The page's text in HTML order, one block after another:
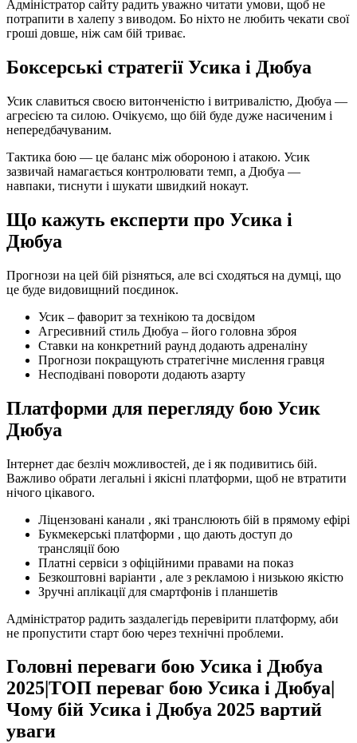
Адміністратор сайту радить уважно читати умови, щоб не
потрапити в халепу з виводом. Бо ніхто не любить чекати свої
гроші довше, ніж сам бій триває.
Боксерські стратегії Усика і Дюбуа
Усик славиться своєю витонченістю і витривалістю, Дюбуа —
агресією та силою. Очікуємо, що бій буде дуже насиченим і
непередбачуваним.
Тактика бою — це баланс між обороною і атакою. Усик
зазвичай намагається контролювати темп, а Дюбуа —
навпаки, тиснути і шукати швидкий нокаут.
Що кажуть експерти про Усика і
Дюбуа
Прогнози на цей бій різняться, але всі сходяться на думці, що
це буде видовищний поєдинок.
Усик – фаворит за технікою та досвідом
Агресивний стиль Дюбуа – його головна зброя
Ставки на конкретний раунд додають адреналіну
Прогнози покращують стратегічне мислення гравця
Несподівані повороти додають азарту
Платформи для перегляду бою Усик
Дюбуа
Інтернет дає безліч можливостей, де і як подивитись бій.
Важливо обрати легальні і якісні платформи, щоб не втратити
нічого цікавого.
Ліцензовані канали , які транслюють бій в прямому ефірі
Букмекерські платформи , що дають доступ до
трансляції бою
Платні сервіси з офіційними правами на показ
Безкоштовні варіанти , але з рекламою і низькою якістю
Зручні аплікації для смартфонів і планшетів
Адміністратор радить заздалегідь перевірити платформу, аби
не пропустити старт бою через технічні проблеми.
Головні переваги бою Усика і Дюбуа
2025|ТОП переваг бою Усика і Дюбуа|
Чому бій Усика і Дюбуа 2025 вартий
уваги